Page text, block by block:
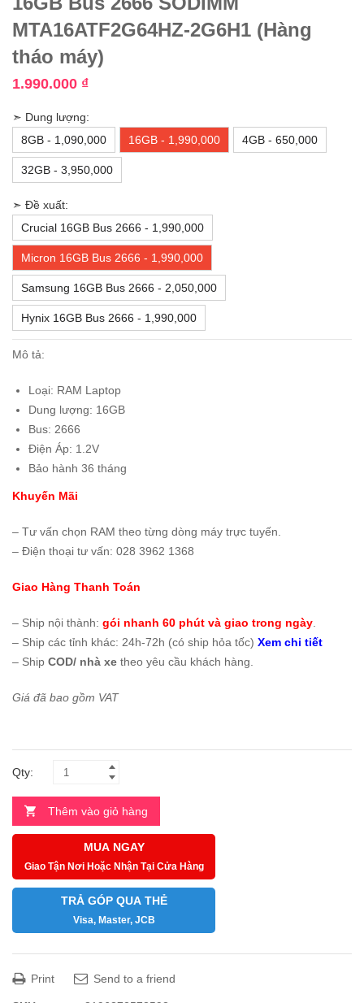
MTA16ATF2G64HZ-2G6H1 (Hàng
tháo máy)
1.990.000 ₫
➣ Dung lượng:
8GB - 1,090,000
16GB - 1,990,000 4GB - 650,000
32GB - 3,950,000
➣ Đề xuất:
Crucial 16GB Bus 2666 - 1,990,000
Micron 16GB Bus 2666 - 1,990,000
Samsung 16GB Bus 2666 - 2,050,000
Hynix 16GB Bus 2666 - 1,990,000
Mô tả:
Loại: RAM Laptop
Dung lượng: 16GB
Bus: 2666
Điện Áp: 1.2V
Bảo hành 36 tháng
Khuyến Mãi
– Tư vấn chọn RAM theo từng dòng máy trực tuyến.
– Điện thoại tư vấn: 028 3962 1368
Giao Hàng Thanh Toán
– Ship nội thành: gói nhanh 60 phút và giao trong ngày
– Ship các tỉnh khác: 24h-72h (có ship hỏa tốc) Xem chi tiết
– Ship COD/ nhà xe theo yêu cầu khách hàng.
Giá đã bao gồm VAT
Qty:
Thêm vào giỏ hàng
MUA NGAY
Giao Tận Nơi Hoặc Nhận Tại Cửa Hàng
TRẢ GÓP QUA THẺ
Visa, Master, JCB
Print Send to a friend